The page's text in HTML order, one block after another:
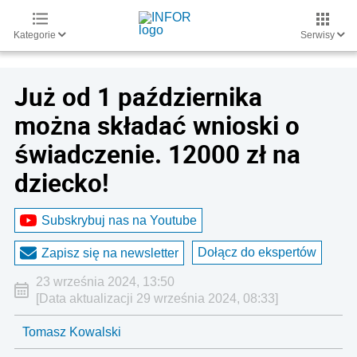
Kategorie Serwisy
Już od 1 października
można składać wnioski o
świadczenie. 12000 zł na
dziecko!
Subskrybuj nas na Youtube
Zapisz się na newsletter Dołącz do ekspertów
23 września 2024, 13:50
[Data aktualizacji 29 września 2024, 08:33]
Tomasz Kowalski